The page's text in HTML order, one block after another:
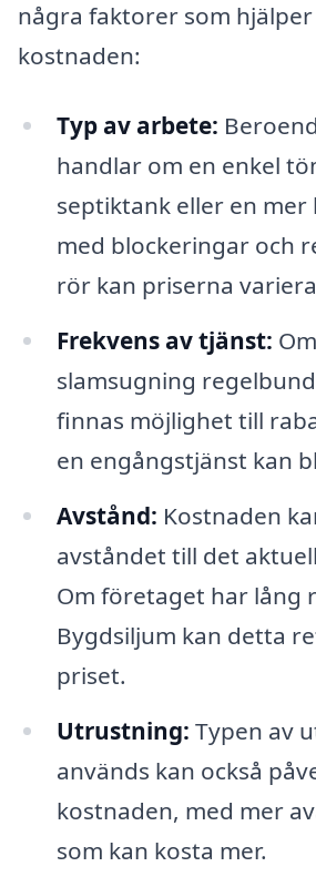
några faktorer som
kostnaden:
Typ av arbete:
handlar om en enkel
septiktank eller en mer
med blockeringar och
rör kan priserna
Frekvens av tjänst:
slamsugning
finnas möjlighet till
en engångstjänst kan
Avstånd: Kostnaden
avståndet till det
Om företaget har lång
Bygdsiljum kan detta
priset.
Utrustning: Typen av
används kan också
kostnaden, med mer
som kan kosta mer.